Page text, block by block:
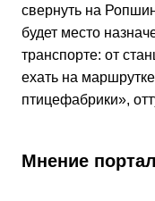
свернуть на
будет место
транспорте: от
ехать на
птицефабрики»,
Мнение